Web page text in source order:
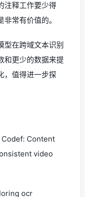
注释工作要少得
常有价值的。
型在跨域文本识别
和更少的数据来提
，值得进一步探
Codef: Content
video
ocr